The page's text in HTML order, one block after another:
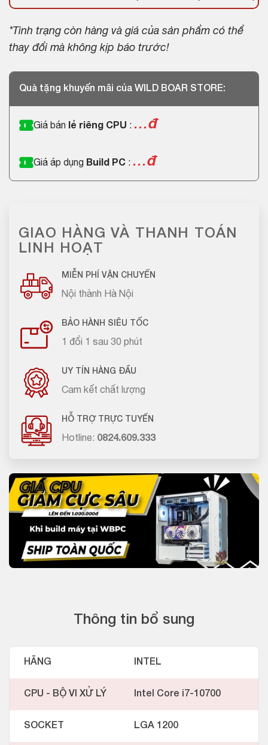
*Tình trạng còn hàng và giá của sản phẩm có thể
thay đổi mà không kịp báo trước!
Quà tặng khuyến mãi của WILD BOAR STORE:
Giá bán lẻ riêng CPU : …đ
Giá áp dụng Build PC : …đ
GIAO HÀNG VÀ THANH TOÁN
LINH HOẠT
MIỄN PHÍ VẬN CHUYỂN
Nội thành Hà Nội
BẢO HÀNH SIÊU TỐC
1 đổi 1 sau 30 phút
UY TÍN HÀNG ĐẦU
Cam kết chất lượng
HỖ TRỢ TRỰC TUYẾN
Hotline: 0824.609.333
Thông tin bổ sung
HÃNG INTEL
CPU - BỘ VI XỬ LÝ Intel Core i7-10700
SOCKET LGA 1200